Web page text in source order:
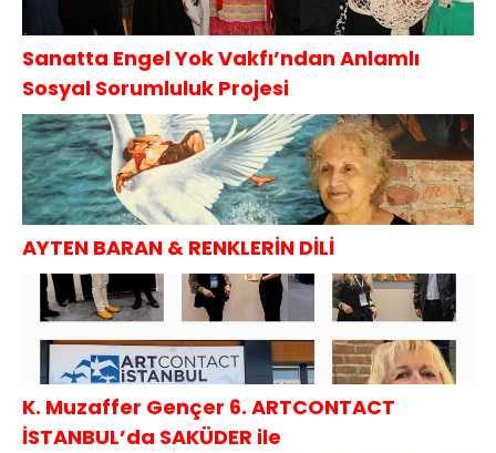
Sanatta Engel Yok Vakfı’ndan Anlamlı
Sosyal Sorumluluk Projesi
AYTEN BARAN & RENKLERİN DİLİ
K. Muzaffer Gençer 6. ARTCONTACT
İSTANBUL’da SAKÜDER ile